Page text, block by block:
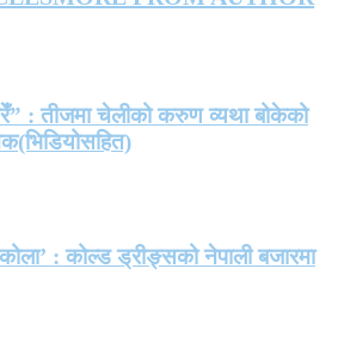
: तीजमा चेलीको करुण व्यथा बोकेको
कोला’ : कोल्ड ड्रीङ्सको नेपाली बजारमा